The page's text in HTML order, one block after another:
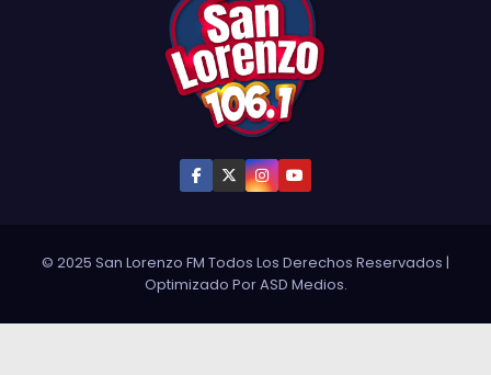
© 2025 San Lorenzo FM Todos Los Derechos Reservados |
Optimizado PorASD Medios.